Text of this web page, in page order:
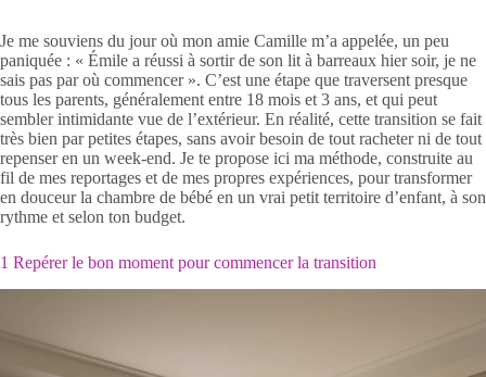
Je me souviens du jour où mon amie Camille m’a appelée, un peu
paniquée : « Émile a réussi à sortir de son lit à barreaux hier soir, je ne
sais pas par où commencer ». C’est une étape que traversent presque
tous les parents, généralement entre 18 mois et 3 ans, et qui peut
sembler intimidante vue de l’extérieur. En réalité, cette transition se fait
très bien par petites étapes, sans avoir besoin de tout racheter ni de tout
repenser en un week-end. Je te propose ici ma méthode, construite au
fil de mes reportages et de mes propres expériences, pour transformer
en douceur la chambre de bébé en un vrai petit territoire d’enfant, à son
rythme et selon ton budget.
1 Repérer le bon moment pour commencer la transition